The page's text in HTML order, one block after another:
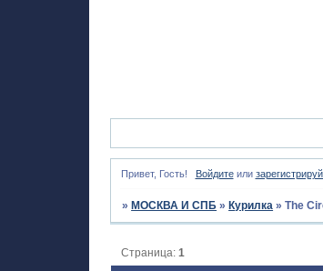
Привет, Гость! Войдитеили
» МОСКВА И СПБ » Курилка »The
Страница:1